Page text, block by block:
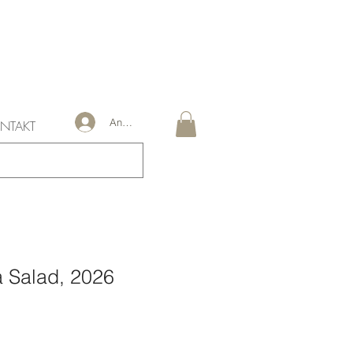
Anmelden
Salad, 2026